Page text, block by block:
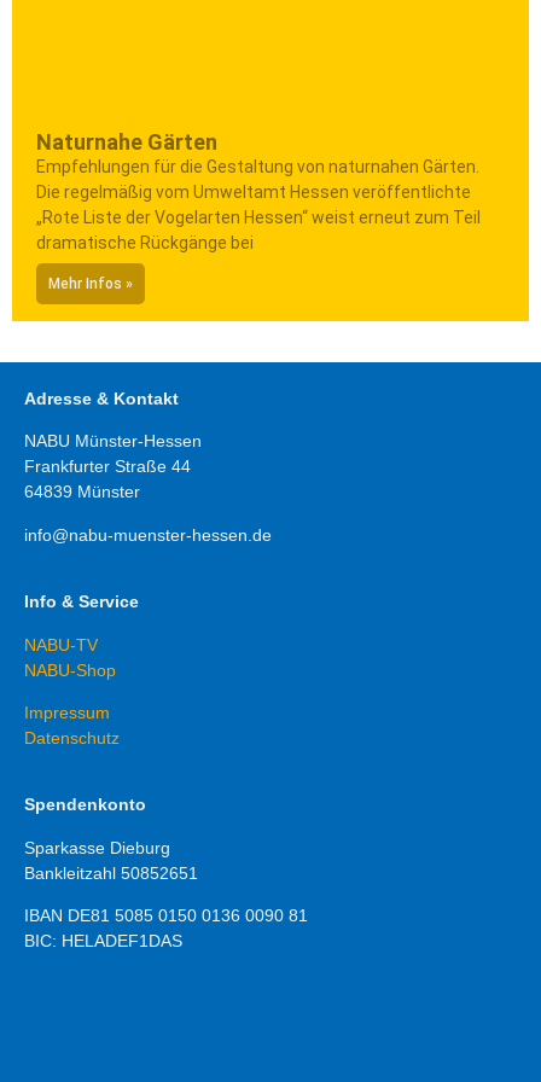
Naturnahe Gärten
Empfehlungen für die Gestaltung von naturnahen Gärten.
Die regelmäßig vom Umweltamt Hessen veröffentlichte
„Rote Liste der Vogelarten Hessen“ weist erneut zum Teil
dramatische Rückgänge bei
Mehr Infos »
Adresse & Kontakt
NABU Münster-Hessen
Frankfurter Straße 44
64839 Münster
info@nabu-muenster-hessen.de
Info & Service
NABU-TV
NABU-Shop
Impressum
Datenschutz
Spendenkonto
Sparkasse Dieburg
Bankleitzahl 50852651
IBAN DE81 5085 0150 0136 0090 81
BIC: HELADEF1DAS